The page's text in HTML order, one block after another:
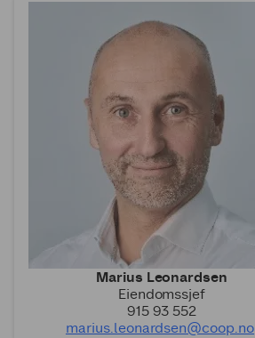
Marius Leonardsen
Eiendomssjef
915 93 552
marius.leonardsen@coop.no